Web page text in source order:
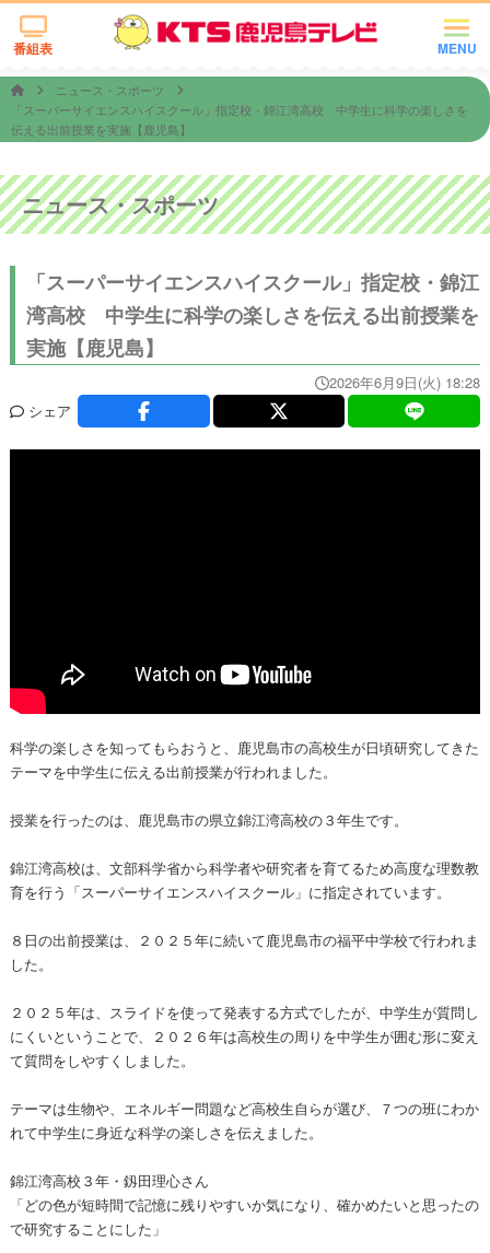
MENU
番組表
ニュース・スポーツ
「スーパーサイエンスハイスクール」指定校・錦江湾高校 中学生に科学の楽しさを
伝える出前授業を実施【鹿児島】
ニュース・スポーツ
「スーパーサイエンスハイスクール」指定校・錦江
湾高校 中学生に科学の楽しさを伝える出前授業を
実施【鹿児島】
2026年6月9日(火) 18:28
シェア
科学の楽しさを知ってもらおうと、鹿児島市の高校生が日頃研究してきた
テーマを中学生に伝える出前授業が行われました。
授業を行ったのは、鹿児島市の県立錦江湾高校の３年生です。
錦江湾高校は、文部科学省から科学者や研究者を育てるため高度な理数教
育を行う「スーパーサイエンスハイスクール」に指定されています。
８日の出前授業は、２０２５年に続いて鹿児島市の福平中学校で行われま
した。
２０２５年は、スライドを使って発表する方式でしたが、中学生が質問し
にくいということで、２０２６年は高校生の周りを中学生が囲む形に変え
て質問をしやすくしました。
テーマは生物や、エネルギー問題など高校生自らが選び、７つの班にわか
れて中学生に身近な科学の楽しさを伝えました。
錦江湾高校３年・釼田理心さん
「どの色が短時間で記憶に残りやすいか気になり、確かめたいと思ったの
で研究することにした」